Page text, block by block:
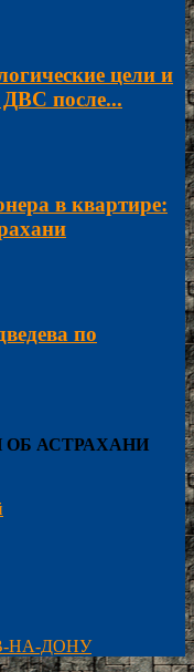
цели и
ДВС после...
в квартире:
по
ОБ АСТРАХАНИ
НА-ДОНУ